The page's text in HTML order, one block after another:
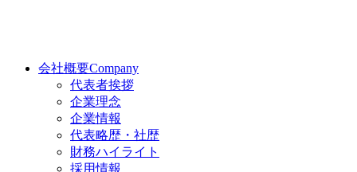
会社概要Company
代表者挨拶
企業理念
企業情報
代表略歴・社歴
財務ハイライト
採用情報